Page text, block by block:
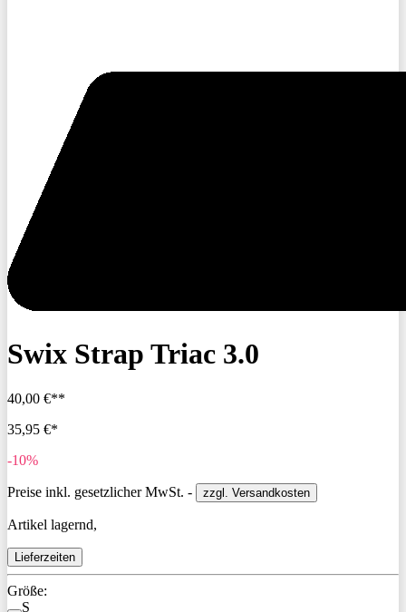
Swix Strap Triac 3.0
40,00 €**
35,95 €*
-10%
Preise inkl. gesetzlicher MwSt. - zzgl. Versandkosten
Artikel lagernd,
Lieferzeiten
Größe:
S